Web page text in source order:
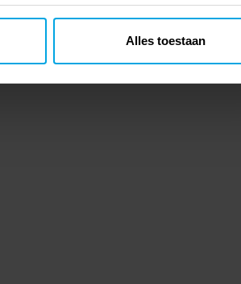
Alles toestaan